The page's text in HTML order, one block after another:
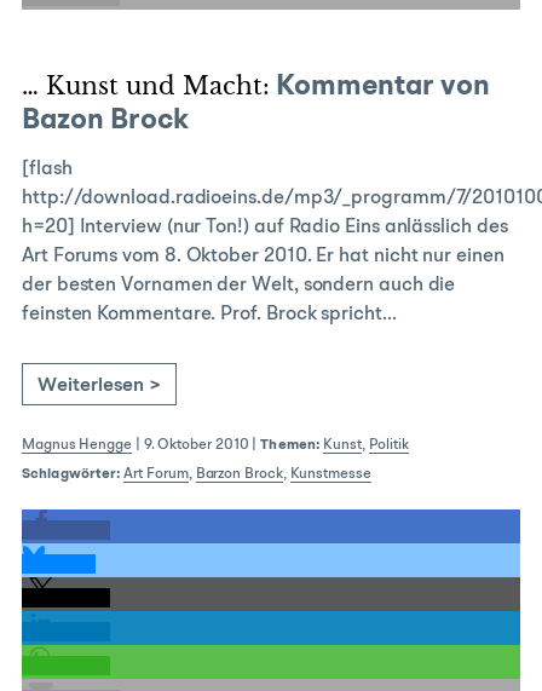
… Kunst und Macht: Kommentar von
Bazon Brock
[flash
http://download.radioeins.de/mp3/_programm/7/
h=20] Interview (nur Ton!) auf Radio Eins anlässlich des
Art Forums vom 8. Oktober 2010. Er hat nicht nur einen
der besten Vornamen der Welt, sondern auch die
feinsten Kommentare. Prof. Brock spricht…
Weiterlesen >
Magnus Hengge| 9. Oktober 2010 |Themen: Kunst, Politik
Schlagwörter: Art Forum, Barzon Brock, Kunstmesse